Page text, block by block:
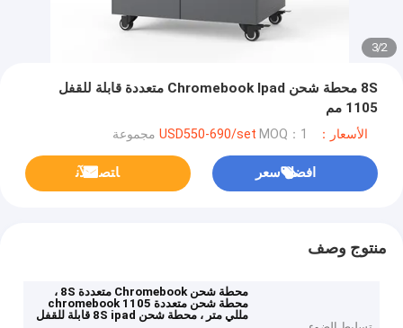
2
/
3
8S محطة شحن Chromebook Ipad متعددة قابلة للقفل
1105 مم
الأسعار：USD550-690/set MOQ：1 مجموعة
افضل سعر ﺎﺘﺼﻟ ﺍﻶﻧ
منتوج وصف
محطة شحن Chromebook متعددة 8S ،
محطة شحن متعددة chromebook 1105
مللي متر ، محطة شحن 8S ipad قابلة للقفل